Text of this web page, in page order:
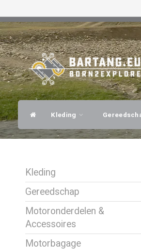
Kleding
Kleding
Gereedschap
Motoronderdelen &
Accessoires
Motorbagage